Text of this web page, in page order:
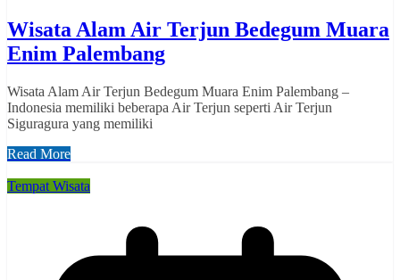
Wisata Alam Air Terjun Bedegum Muara
Enim Palembang
Wisata Alam Air Terjun Bedegum Muara Enim Palembang –
Indonesia memiliki beberapa Air Terjun seperti Air Terjun
Siguragura yang memiliki
Read More
Tempat Wisata